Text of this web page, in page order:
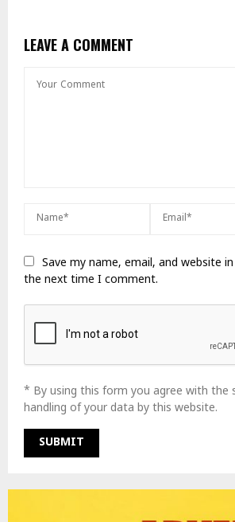
LEAVE A COMMENT
Save my name, email, and website
the next time I comment.
* By using this form you agree with the
handling of your data by this website.